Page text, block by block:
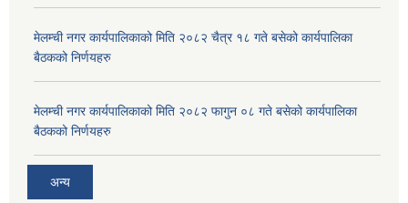
मेलम्ची नगर कार्यपालिकाको मिति २०८२ चैत्र १८ गते बसेको कार्यपालिका
बैठकको निर्णयहरु
मेलम्ची नगर कार्यपालिकाको मिति २०८२ फागुन ०८ गते बसेको कार्यपालिका
बैठकको निर्णयहरु
अन्य